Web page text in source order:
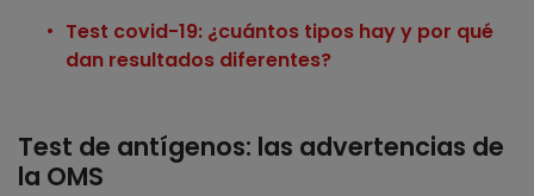
Test covid-19: ¿cuántos tipos hay y por qué
dan resultados diferentes?
Test de antígenos: las advertencias de
la OMS